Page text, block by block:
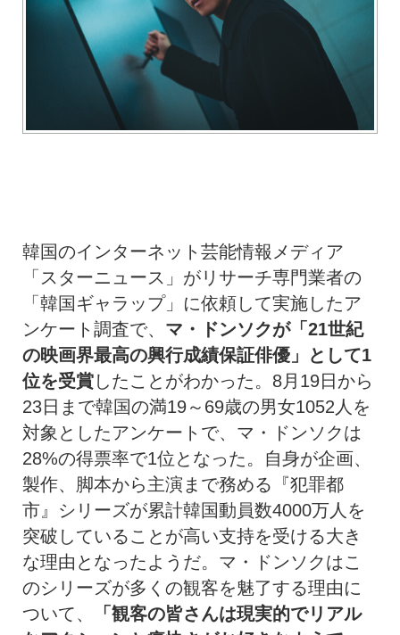
韓国のインターネット芸能情報メディア
「スターニュース」がリサーチ専門業者の
「韓国ギャラップ」に依頼して実施したア
ンケート調査で、 マ・ドンソクが「21世紀
の映画界最高の興行成績保証俳優」として1
位を受賞したことがわかった。8月19日から
23日まで韓国の満19～69歳の男女1052人を
対象としたアンケートで、マ・ドンソクは
28%の得票率で1位となった。自身が企画、
製作、脚本から主演まで務める『犯罪都
市』シリーズが累計韓国動員数4000万人を
突破していることが高い支持を受ける大き
な理由となったようだ。マ・ドンソクはこ
のシリーズが多くの観客を魅了する理由に
ついて、
「観客の皆さんは現実的でリアル